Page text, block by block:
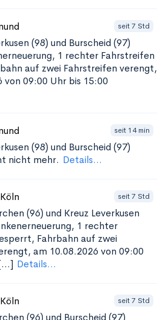
seit 7 Std
(98) und Burscheid (97)
1 rechter Fahrstreifen
auf zwei Fahrstreifen verengt,
von 09:00 Uhr bis 15:00
seit 14 min
(98) und Burscheid (97)
nicht mehr. Details...
Köln seit 7 Std
(96) und Kreuz Leverkusen
1 rechter
Fahrbahn auf zwei
am 10.08.2026 von 09:00
Details...
Köln seit 7 Std
(96) und Burscheid (97)